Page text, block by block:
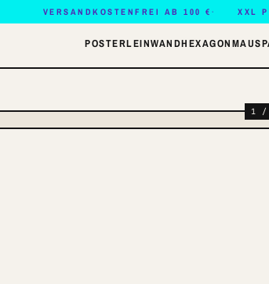
VERSANDKOSTENFREI AB 100 € XXL
POSTERLEINWANDHEXAGON
1 /